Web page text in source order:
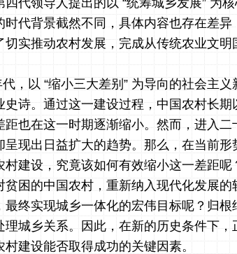
代领导人提出的以 “统筹城乡发展” 为
时代背景截然不同，具体内容也存在差
切实推动农村发展，完成从传统农业文
，以 “缩小三大差别” 为导向的社会主
史诗。通过这一建设过程，中国农村长
距也在这一时期逐渐缩小。然而，进入
现出日益扩大的趋势。那么，在当前形
村建设，究竟该如何有效缩小这一差距
贫困的中国农村，重新纳入现代化发展
最终实现城乡一体化的宏伟目标呢？归
理城乡关系。因此，在新的历史条件下
村建设能否取得成功的关键因素。